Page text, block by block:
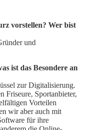
vorstellen? Wer bist
und
ist das Besondere an
zur Digitalisierung.
Friseure, Sportanbieter,
Vorteilen
wir aber auch mit
für ihre